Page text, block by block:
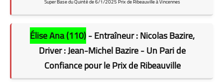
Élise Ana (110)- Entraîneur : Nicolas Bazire,
Driver : Jean-Michel Bazire - Un Pari de
Confiance pour le Prix de Ribeauville